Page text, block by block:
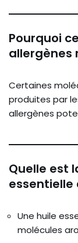
Pourquoi
allergènes
Certaines
produites par
allergènes
Quelle est
essentielle
Une huile
molécules